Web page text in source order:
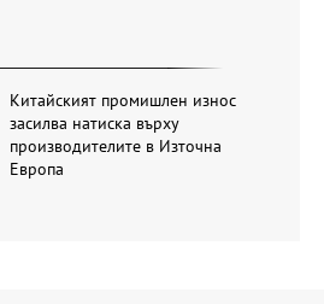
Китайският промишлен износ
засилва натиска върху
производителите в Източна
Европа